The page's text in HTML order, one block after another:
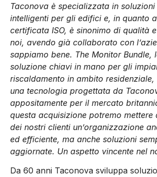
Taconova è specializzata in
intelligenti per gli edifici e, in quanto
certificata ISO, è sinonimo di qualità
noi, avendo già collaborato con
sappiamo bene. The Monitor Bundle,
soluzione chiavi in mano per gli
riscaldamento in ambito
una tecnologia progettata da
appositamente per il mercato
questa acquisizione potremo mettere
dei nostri clienti un’organizzazione
ed efficiente, ma anche soluzioni
aggiornate. Un aspetto vincente nel
Da 60 anni Taconova sviluppa